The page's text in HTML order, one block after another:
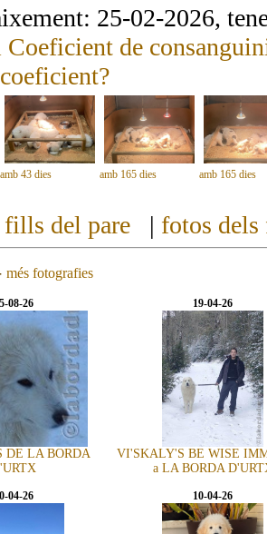
25-02-2026,
Coeficient de
amb 43 dies amb 165 dies amb 165 dies
del pare | fotos
més fotografies
08-26
DE LA BORDA
19-04-26
VI'SKALY'S BE WISE
a LA BORDA
04-26 10-04-26